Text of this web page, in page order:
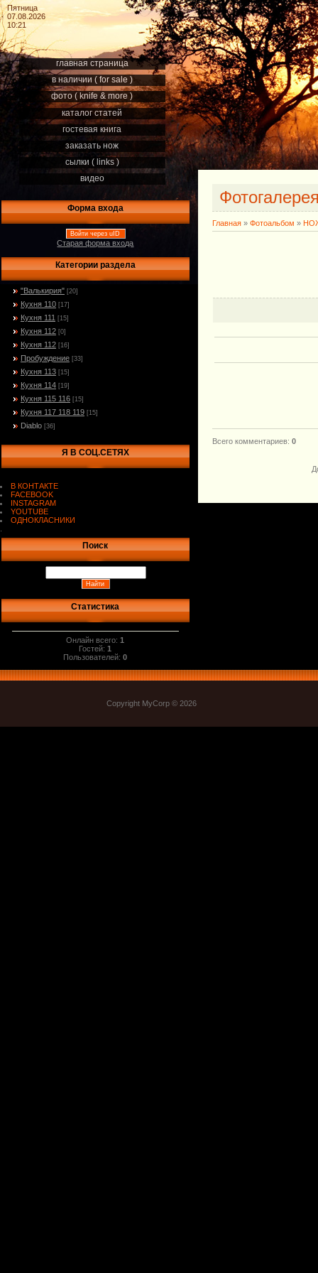
Пятница
07.08.2026
10:21
главная страница
в наличии ( for sale )
фото ( knife & more )
каталог статей
гостевая книга
заказать нож
сылки ( links )
видео
Форма входа
Войти через uID
Старая форма входа
Категории раздела
"Валькирия" [20]
Кухня 110 [17]
Кухня 111 [15]
Кухня 112 [0]
Кухня 112 [16]
Пробуждение [33]
Кухня 113 [15]
Кухня 114 [19]
Кухня 115 116 [15]
Кухня 117 118 119 [15]
Diablo [36]
Я В СОЦ.СЕТЯХ
В КОНТАКТЕ
FACEBOOK
INSTAGRAM
YOUTUBE
ОДНОКЛАСНИКИ
Поиск
Статистика
Онлайн всего:1
Гостей:1
Пользователей:0
Главная » Фотоальбом »
Всего комментариев: 0
Copyright MyCorp © 2026